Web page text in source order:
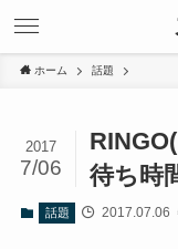
ホーム 話題
待ち時
2017
7/06
話題 2017.07.06